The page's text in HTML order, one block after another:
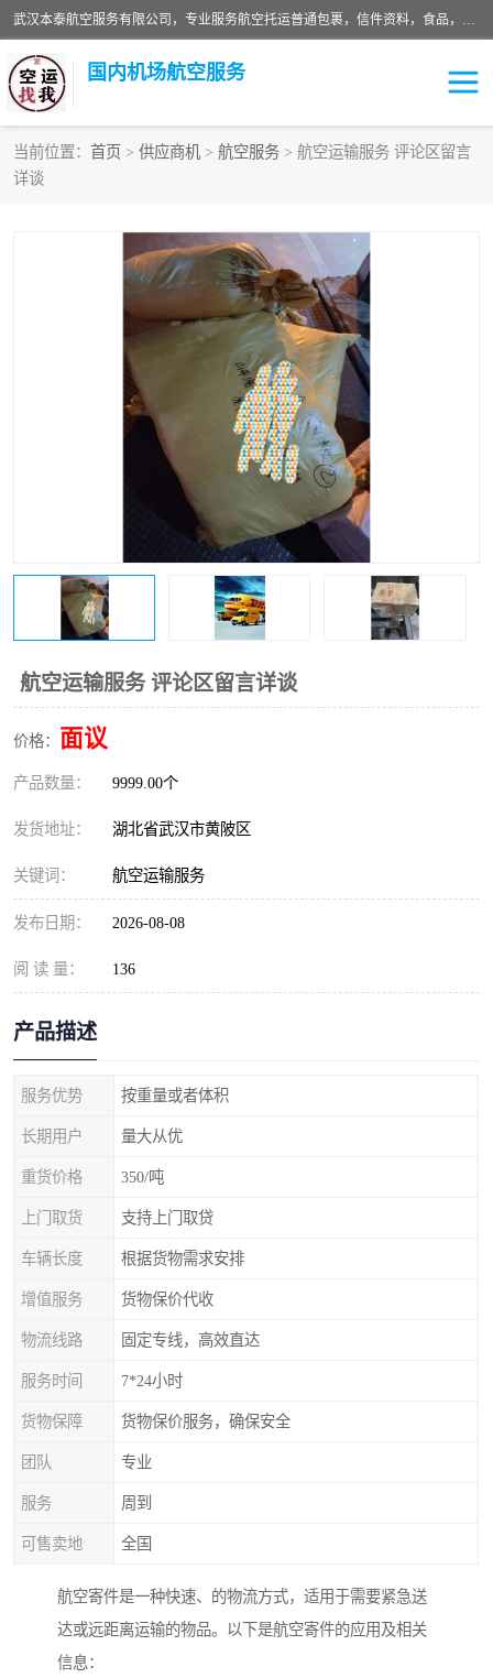
武汉本泰航空服务有限公司，专业服务航空托运普通包裹，信件资料，食品，服装，快消品等运输的专线空运，完善的网络服务确保为客户提供准确、*、安全的“门对门”服务，本着“诚信为本、精诚合作”的服务宗旨.“以安全运输为保障，以运价合理要求市场”的经营理念。武汉机场货运、武汉航空物流、武汉空运、武汉天河国际机场东方、南方、国际航空、机场空运业务覆盖国内二三线机场城市，如：武汉-敦煌、武汉-柳州等
国内机场航空服务
当前位置： 首页 > 供应商机 > 航空服务 > 航空运输服务 评论区留言
详谈
航空运输服务 评论区留言详谈
价格： 面议
产品数量： 9999.00个
发货地址： 湖北省武汉市黄陂区
关键词： 航空运输服务
发布日期： 2026-08-08
阅 读 量： 136
产品描述
服务优势 按重量或者体积
长期用户 量大从优
重货价格 350/吨
上门取货 支持上门取贷
车辆长度 根据货物需求安排
增值服务 货物保价代收
物流线路 固定专线，高效直达
服务时间 7*24小时
货物保障 货物保价服务，确保安全
团队 专业
服务 周到
可售卖地 全国
航空寄件是一种快速、的物流方式，适用于需要紧急送
达或远距离运输的物品。以下是航空寄件的应用及相关
信息：
航空服务